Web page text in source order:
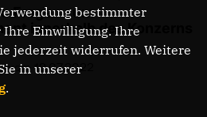
Fragen zum
innerhalb des Konzerns
vom 19.07.2022
bestimmter
Ihre Einwilligung. Ihre
jederzeit widerrufen. Weitere
in unserer
.